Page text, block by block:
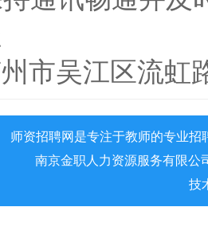
市吴江区流虹
师资招聘网是专注于教师的专业
南京金职人力资源服务有限公
技